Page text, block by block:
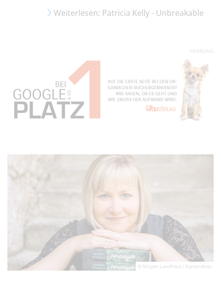
Weiterlesen: Patricia Kelly - Unbreakable
WERBUNG
© Mirjam Landfried / Kamerafoto